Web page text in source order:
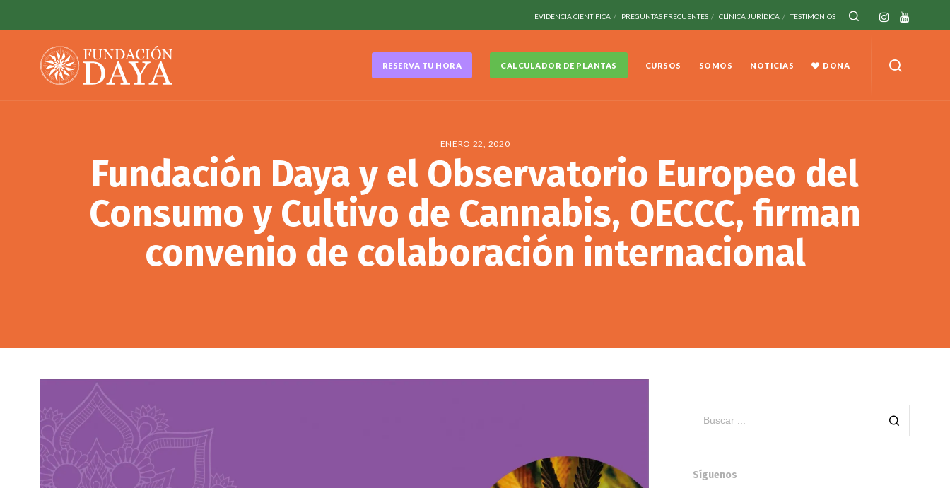
EVIDENCIA CIENTÍFICA PREGUNTAS FRECUENTES CLÍNICA JURÍDICA TESTIMONIOS
RESERVA TU HORA CALCULADOR DE PLANTAS CURSOS SOMOS NOTICIAS DONA
ENERO 22, 2020
Fundación Daya y el Observatorio Europeo del
Consumo y Cultivo de Cannabis, OECCC, firman
convenio de colaboración internacional
Síguenos